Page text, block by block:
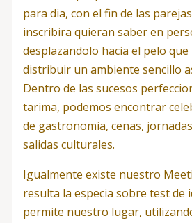
para dia, con el fin de las
inscribira quieran saber en
desplazandolo hacia el pelo
distribuir un ambiente sencillo
Dentro de las sucesos
tarima, podemos encontrar
de gastronomia, cenas,
salidas culturales.
Igualmente existe nuestro
resulta la especia sobre test de
permite nuestro lugar,